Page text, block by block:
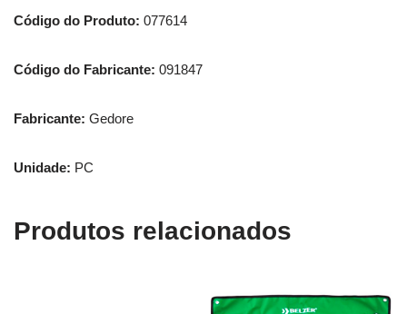
Código do Produto: 077614
Código do Fabricante: 091847
Fabricante: Gedore
Unidade: PC
Produtos relacionados